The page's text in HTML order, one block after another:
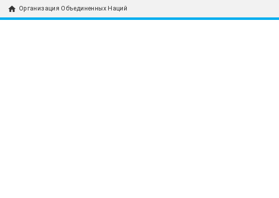
home Организация Объединенных Наций